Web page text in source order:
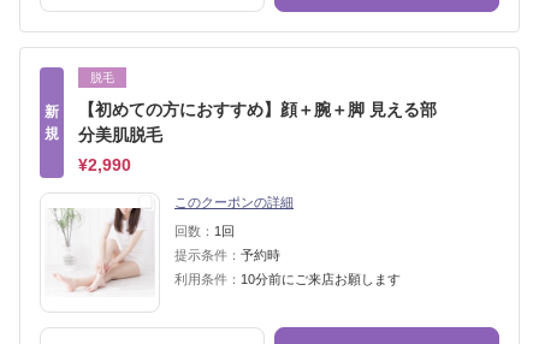
新
規
脱毛
【初めての方におすすめ】顔＋腕＋脚 見える部
分美肌脱毛
¥2,990
このクーポンの詳細
回数： 1回
提示条件： 予約時
利用条件： 10分前にご来店お願します